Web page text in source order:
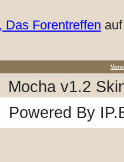
Das Forentreffen
Mocha v1.2
Powered By